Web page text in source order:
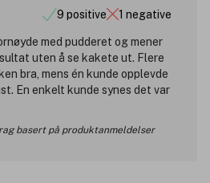
9 positive 1 negative
med pudderet og mener
uten å se kakete ut. Flere
bra, mens én kunde opplevde
En enkelt kunde synes det var
basert på produktanmeldelser